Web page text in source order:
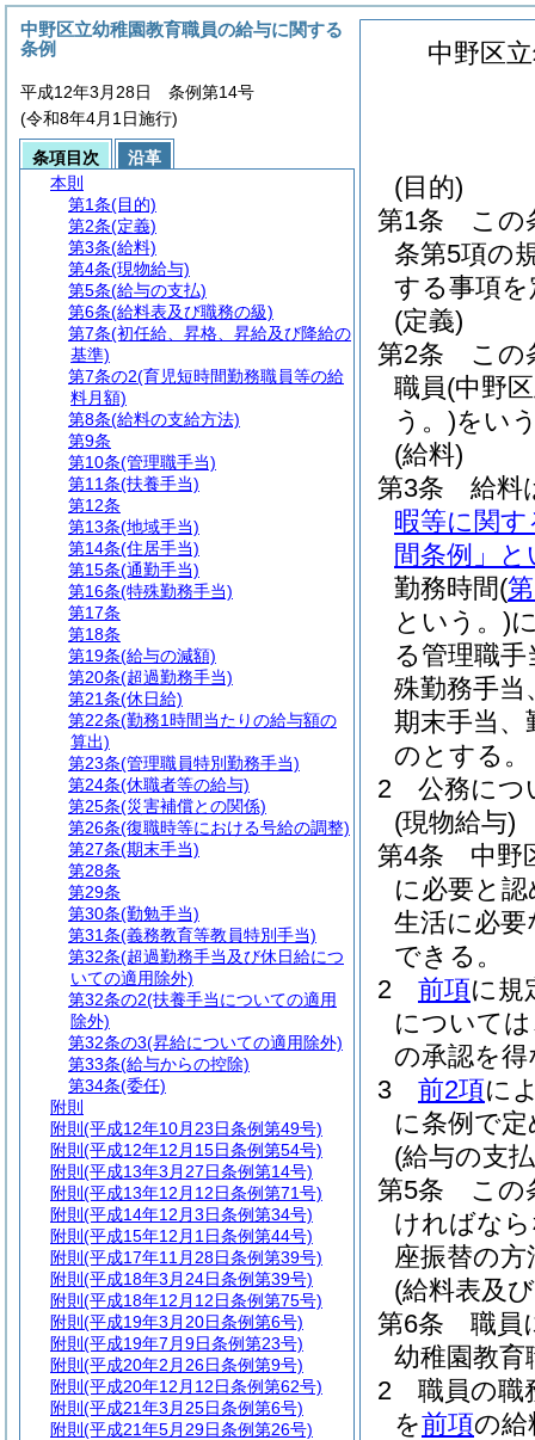
中野区
(目的)
第1条
この
条第5項の
する事項
(定義)
第2条
この
職員(中野
う。)をい
(給料)
第3条
給料
暇等に関す
間条例」
勤務時間(
という。)
る管理職
殊勤務手当
期末手当、
のとする。
2
公務につ
(現物給与)
第4条
中野
に必要と
生活に必
できる。
2
前項に規
について
の承認を
3
前2項に
に条例で
(給与の支
第5条
この
ければな
座振替の
(給料表及
第6条
職員
幼稚園教育
2
職員の職
を前項の給
中野区立幼稚園教育職員の給与に関する
条例
平成12年3月28日 条例第14号
(令和8年4月1日施行)
条項目次
沿革
本則
第1条(目的)
第2条(定義)
第3条(給料)
第4条(現物給与)
第5条(給与の支払)
第6条(給料表及び職務の級)
第7条(初任給、昇格、昇給及び降給の
基準)
第7条の2(育児短時間勤務職員等の給
料月額)
第8条(給料の支給方法)
第9条
第10条(管理職手当)
第11条(扶養手当)
第12条
第13条(地域手当)
第14条(住居手当)
第15条(通勤手当)
第16条(特殊勤務手当)
第17条
第18条
第19条(給与の減額)
第20条(超過勤務手当)
第21条(休日給)
第22条(勤務1時間当たりの給与額の
算出)
第23条(管理職員特別勤務手当)
第24条(休職者等の給与)
第25条(災害補償との関係)
第26条(復職時等における号給の調整)
第27条(期末手当)
第28条
第29条
第30条(勤勉手当)
第31条(義務教育等教員特別手当)
第32条(超過勤務手当及び休日給につ
いての適用除外)
第32条の2(扶養手当についての適用
除外)
第32条の3(昇給についての適用除外)
第33条(給与からの控除)
第34条(委任)
附則
附則 (平成12年10月23日条例第49号)
附則 (平成12年12月15日条例第54号)
附則 (平成13年3月27日条例第14号)
附則 (平成13年12月12日条例第71号)
附則 (平成14年12月3日条例第34号)
附則 (平成15年12月1日条例第44号)
附則 (平成17年11月28日条例第39号)
附則 (平成18年3月24日条例第39号)
附則 (平成18年12月12日条例第75号)
附則 (平成19年3月20日条例第6号)
附則 (平成19年7月9日条例第23号)
附則 (平成20年2月26日条例第9号)
附則 (平成20年12月12日条例第62号)
附則 (平成21年3月25日条例第6号)
附則 (平成21年5月29日条例第26号)